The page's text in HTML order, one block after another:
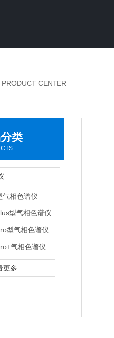
PRODUCT CENTER
类
气相色谱仪
型气相色谱仪
型气相色谱仪
气相色谱仪
更多